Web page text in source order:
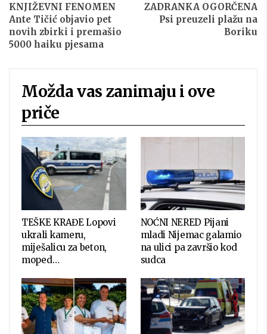
KNJIŽEVNI FENOMEN
Ante Tičić objavio pet
novih zbirki i premašio
5000 haiku pjesama
ZADRANKA OGORČENA
Psi preuzeli plažu na
Boriku
Možda vas zanimaju i ove
priče
TEŠKE KRAĐE Lopovi
ukrali kameru,
miješalicu za beton,
moped…
NOĆNI NERED Pijani
mladi Nijemac galamio
na ulici pa završio kod
sudca